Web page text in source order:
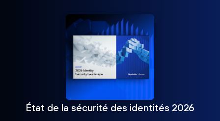
État de la sécurité des identités 2026